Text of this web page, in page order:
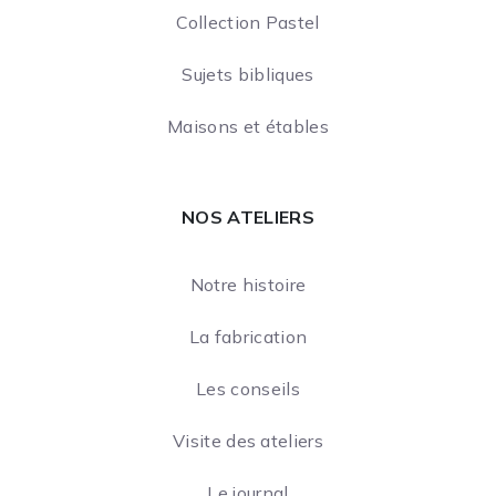
Collection Pastel
Sujets bibliques
Maisons et étables
NOS ATELIERS
Notre histoire
La fabrication
Les conseils
Visite des ateliers